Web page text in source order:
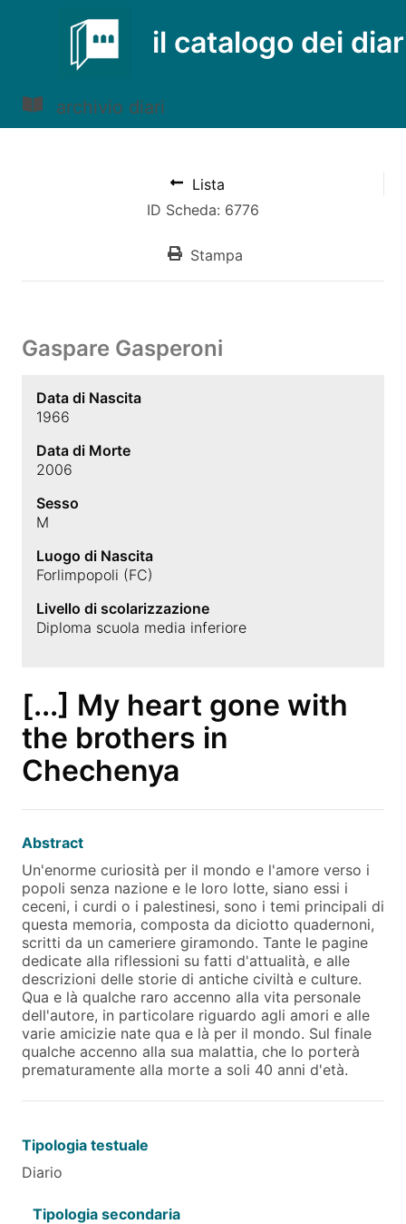
il catalogo dei
archivio diari
Lista
ID Scheda: 6776
Stampa
Gaspare Gasperoni
Data di Nascita
1966
Data di Morte
2006
Sesso
M
Luogo di Nascita
Forlimpopoli (FC)
Livello di scolarizzazione
Diploma scuola media inferiore
[...] My heart gone with
the brothers in
Chechenya
Abstract
Un'enorme curiosità per il mondo e l'amore verso i
popoli senza nazione e le loro lotte, siano essi i
ceceni, i curdi o i palestinesi, sono i temi principali di
questa memoria, composta da diciotto quadernoni,
scritti da un cameriere giramondo. Tante le pagine
dedicate alla riflessioni su fatti d'attualità, e alle
descrizioni delle storie di antiche civiltà e culture.
Qua e là qualche raro accenno alla vita personale
dell'autore, in particolare riguardo agli amori e alle
varie amicizie nate qua e là per il mondo. Sul finale
qualche accenno alla sua malattia, che lo porterà
prematuramente alla morte a soli 40 anni d'età.
Tipologia testuale
Diario
Tipologia secondaria